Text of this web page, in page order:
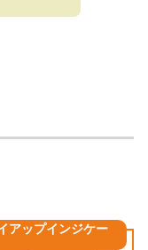
アップインジケー